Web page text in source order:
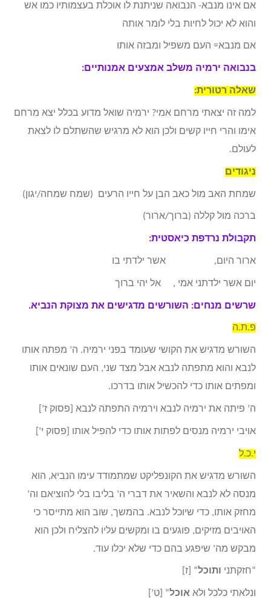
אם אינו מנבא- הנבואה שניתנת לו אוכלת בעצמותיו כמו אש
והוא לא יכול לחיות בלי לומר אותה
אם מנבא= העם משפיל ומבזה אותו
בנבואה ירמיה משלב אמצעים אמנותיים:
שאלה רטורית:
למה זה יצאתי מרחם אמי? ירמיה שואל מדוע בכלל יצא מרחם
אימו והרי חייו קשים ולכן הוא לא מרגיש שהשתלם לו לצאת
לעולם.
ניגודים
שמחת האב מול כאב הבן על חייו הרעים (שמח שמחה/יגון)
ברכה מול קללה (ברוך/ארור)
תקבולת נרדפת כיאסטית:
ארור היום, אשר ילדתי בו
יום אשר ילדתני אמי , אל יהי ברוך
שרשים מנחים: השורשים מדגישים את מצוקת הנביא.
פ.ת.ה
השורש מדגיש את הקושי שעומד בפני ירמיה. ה’ מפתה אותו
לנבא והוא מתפתה לנבא אבל מצד שני, העם שונאים אותו
ומפתים אותו כדי להכשיל אותו בדרכו.
ה’ פיתה את ירמיה לנבא וירמיה התפתה לנבא [פסוק ז’]
אויבי ירמיה מנסים לפתות אותו כדי להפיל אותו [פסוק י’]
י.כ.ל
השורש מדגיש את הקונפליקט שמתמודד עימו הנביא, הוא
מנסה לא לנבא והשאיר את דברי ה’ בליבו בלי להוציאם וה’
מחזק אותו, כדי שיוכל לנבא. בהמשך, שוב הוא מתייסר כי
האויבים מזיקים, פוגעים בו ומקשים עליו להצליח ולכן הוא
מבקש מה’ שיפגע בהם כדי שלא יכלו עוד.
“חזקתני ותוכל” [ז]
ונלאתי כלכל ולא אוכל” [ט’]